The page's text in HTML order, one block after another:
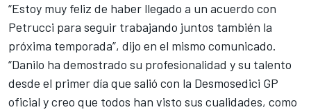
“Estoy muy feliz de haber llegado a un acuerdo con
Petrucci para seguir trabajando juntos también la
próxima temporada”, dijo en el mismo comunicado.
“Danilo ha demostrado su profesionalidad y su talento
desde el primer día que salió con la Desmosedici GP
oficial y creo que todos han visto sus cualidades, como